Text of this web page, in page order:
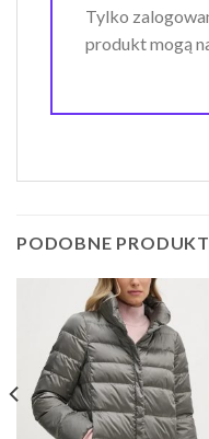
Tylko
produkt mogą
PODOBNE